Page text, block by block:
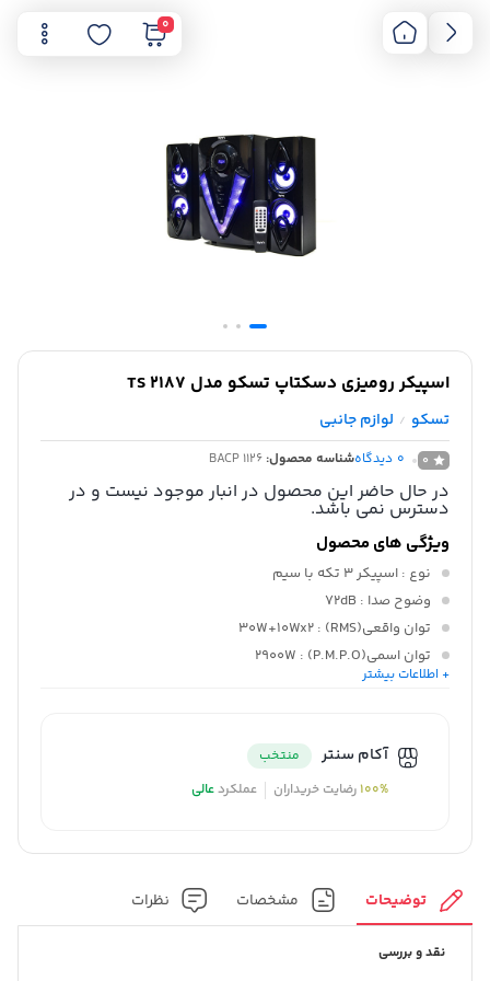
0
اسپیکر رومیزی دسکتاپ تسکو مدل TS 2187
تسکو / لوازم جانبی
0
0 دیدگاهشناسه محصول: BACP 1126
در حال حاضر این محصول در انبار موجود نیست و در
دسترس نمی باشد.
ویژگی های محصول
نوع : اسپیکر 3 تکه با سیم
وضوح صدا : 72dB
توان واقعی(RMS)
: 30W+10Wx2
توان اسمی(P.M.P.O)
: 2900W
پشتیبانی فاصله
+ اطلاعات بیشتر
آکام سنتر
منتخب
100%رضایت خریداران عملکردعالی
توضیحات مشخصات نظرات
نقد و بررسی